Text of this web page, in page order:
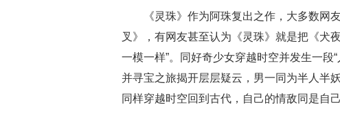
《灵珠》作为阿珠复出之作，大多数网
叉》，有网友甚至认为《灵珠》就是把《犬
一模一样”。同好奇少女穿越时空并发生一段
并寻宝之旅揭开层层疑云，男一同为半人半
同样穿越时空回到古代，自己的情敌同是自己